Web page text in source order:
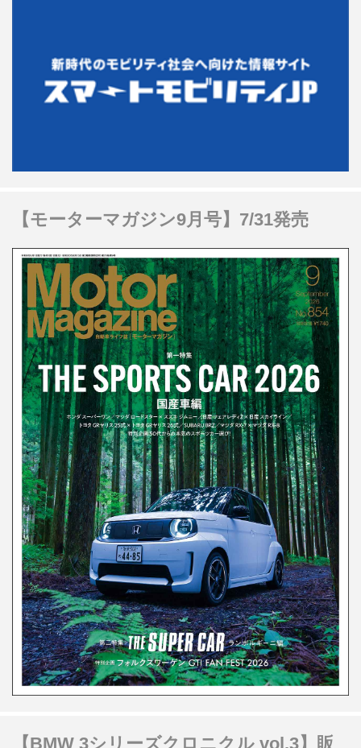
【モーターマガジン9月号】7/31発売
【BMW 3シリーズクロニクル vol.3】販